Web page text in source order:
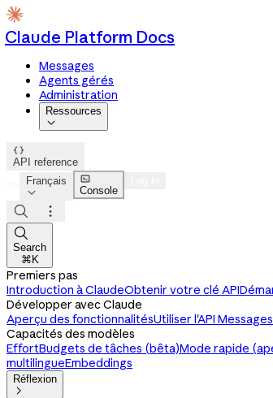
Claude Platform Docs
Messages
Agents gérés
Administration
Ressources


API reference
Français


Console



Search
⌘K
Premiers pas
Introduction à ClaudeObtenir votre clé API
Développer avec Claude
Aperçu des fonctionnalitésUtiliser l'API Messages
Capacités des modèles
EffortBudgets de tâches (bêta)Mode rapide
multilingueEmbeddings
Réflexion
